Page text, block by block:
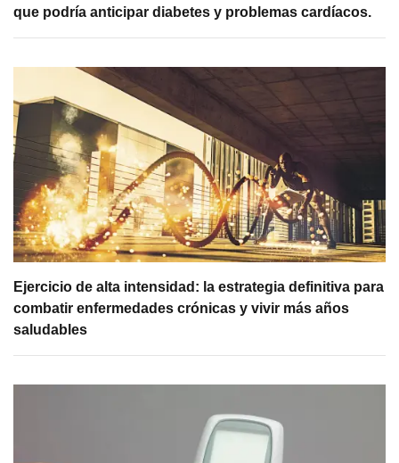
que podría anticipar diabetes y problemas cardíacos.
Ejercicio de alta intensidad: la estrategia definitiva para
combatir enfermedades crónicas y vivir más años
saludables